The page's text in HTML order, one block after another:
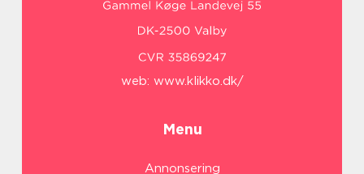
web: www.klikko.dk/
Menu
Annonsering